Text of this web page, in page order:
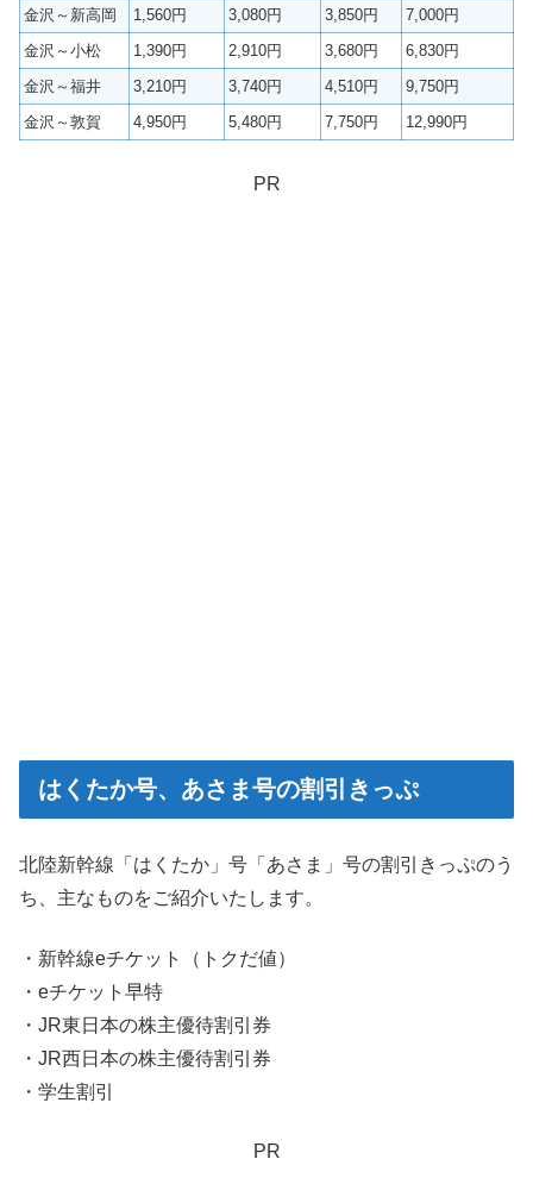
金沢～新高岡
1,560円 3,080円 3,850円
7,000円
金沢～小松
1,390円 2,910円 3,680円
6,830円
金沢～福井
3,210円 3,740円 4,510円
9,750円
金沢～敦賀
4,950円 5,480円 7,750円 12,990円
PR
はくたか号、あさま号の割引きっぷ
北陸新幹線「はくたか」号「あさま」号の割引きっぷのう
ち、主なものをご紹介いたします。
・新幹線eチケット（トクだ値）
・eチケット早特
・JR東日本の株主優待割引券
・JR西日本の株主優待割引券
・学生割引
PR